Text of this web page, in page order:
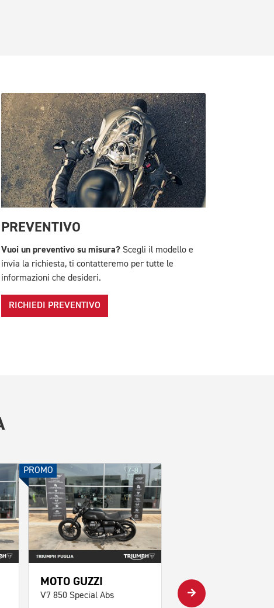
PREVENTIVO
Vuoi un preventivo su misura? Scegli il modello e
invia la richiesta, ti contatteremo per tutte le
informazioni che desideri.
RICHIEDI PREVENTIVO
PROMO
MOTO GUZZI
V7 850 Special Abs
SCOPRI DI PIÙ